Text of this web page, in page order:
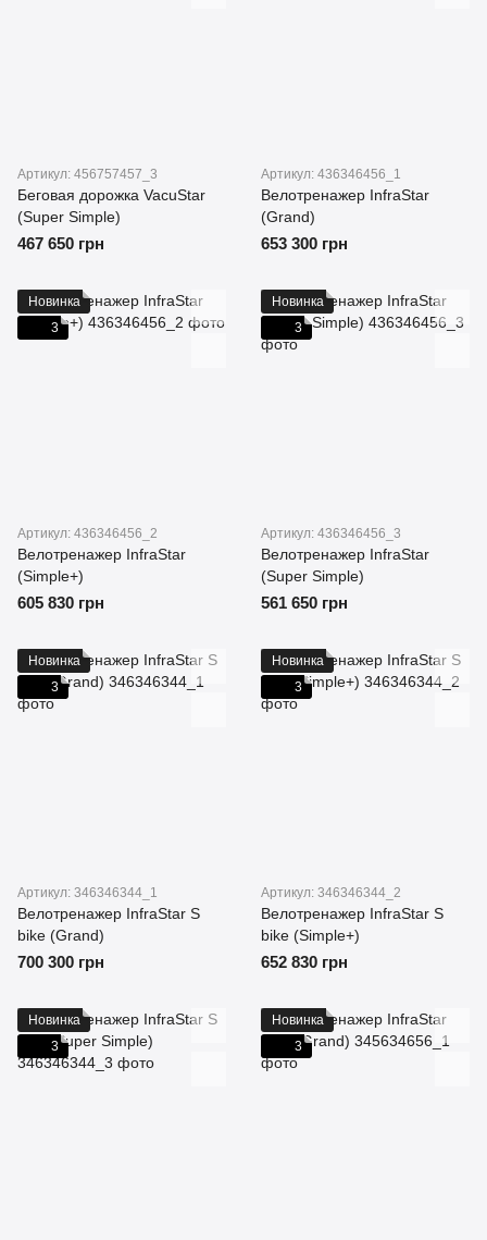
Артикул: 456757457_3
Беговая дорожка VacuStar
(Super Simple)
467 650 грн
Артикул: 436346456_1
Велотренажер InfraStar
(Grand)
653 300 грн
Новинка
3
Артикул: 436346456_2
Велотренажер InfraStar
(Simple+)
605 830 грн
Новинка
3
Артикул: 436346456_3
Велотренажер InfraStar
(Super Simple)
561 650 грн
Новинка
3
Артикул: 346346344_1
Велотренажер InfraStar S
bike (Grand)
700 300 грн
Новинка
3
Артикул: 346346344_2
Велотренажер InfraStar S
bike (Simple+)
652 830 грн
Новинка
3
Новинка
3